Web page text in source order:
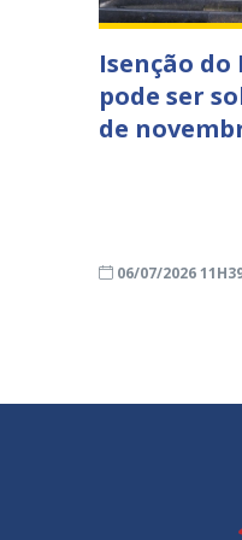
Isenção do
pode ser
de
06/07/2026